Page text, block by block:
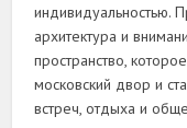
индивидуальностью.
архитектура и
пространство,
московский двор и
встреч, отдыха и